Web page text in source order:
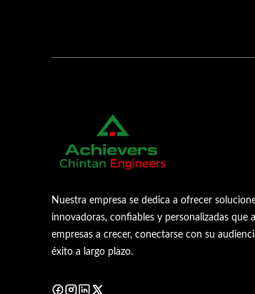
Nuestra empresa se dedica a ofrecer
innovadoras, confiables y personalizadas que
empresas a crecer, conectarse con su
éxito a largo plazo.